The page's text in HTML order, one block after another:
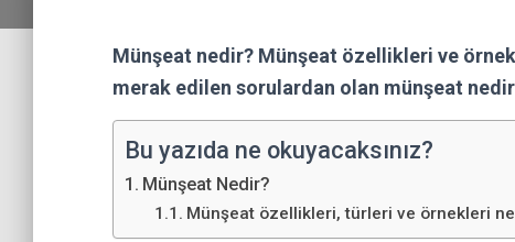
Münşeat nedir? Münşeat özellikleri ve
merak edilen sorulardan olan münşeat nedir
Bu yazıda ne okuyacaksınız?
Münşeat Nedir?
Münşeat özellikleri, türleri ve örnekleri